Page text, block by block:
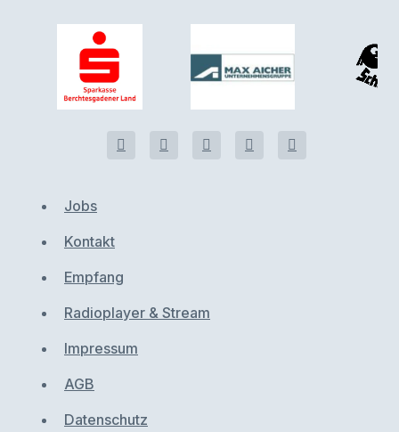
Jobs
Kontakt
Empfang
Radioplayer & Stream
Impressum
AGB
Datenschutz